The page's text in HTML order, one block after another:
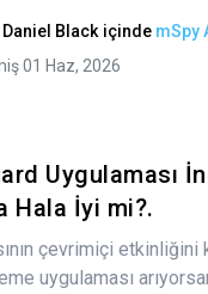
Daniel Black içinde mSpy
01 Haz, 2026
Uygulaması
Hala İyi mi?.
çevrimiçi
uygulaması